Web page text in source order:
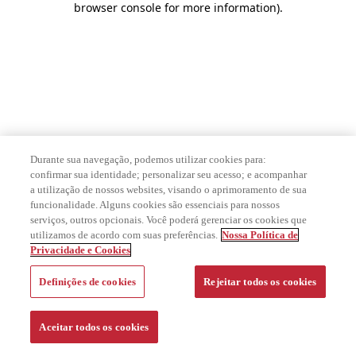
browser console for more information).
Durante sua navegação, podemos utilizar cookies para:
confirmar sua identidade; personalizar seu acesso; e acompanhar
a utilização de nossos websites, visando o aprimoramento de sua
funcionalidade. Alguns cookies são essenciais para nossos
serviços, outros opcionais. Você poderá gerenciar os cookies que
utilizamos de acordo com suas preferências. Nossa Política de
Privacidade e Cookies
Definições de cookies Rejeitar todos os cookies
Aceitar todos os cookies